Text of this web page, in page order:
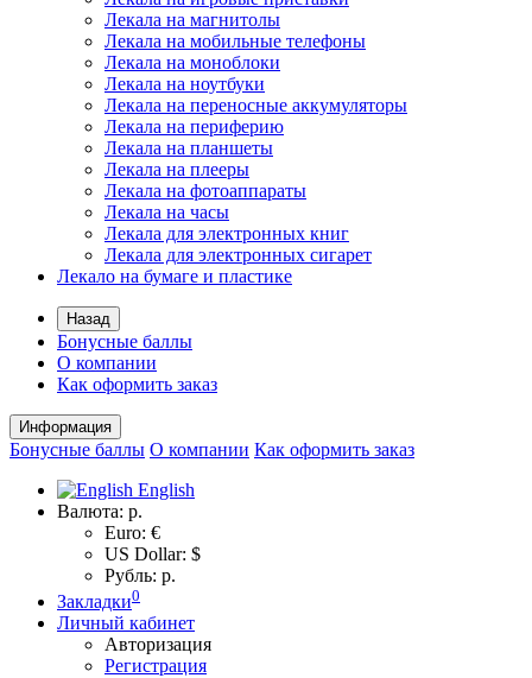
Лекала на магнитолы
Лекала на мобильные телефоны
Лекала на моноблоки
Лекала на ноутбуки
Лекала на переносные аккумуляторы
Лекала на периферию
Лекала на планшеты
Лекала на плееры
Лекала на фотоаппараты
Лекала на часы
Лекала для электронных книг
Лекала для электронных сигарет
Лекало на бумаге и пластике
Назад
Бонусные баллы
О компании
Как оформить заказ
Информация
Бонусные баллы О компании Как оформить заказ
English
Валюта: р.
Euro: €
US Dollar: $
Рубль: р.
Закладки0
Личный кабинет
Авторизация
Регистрация